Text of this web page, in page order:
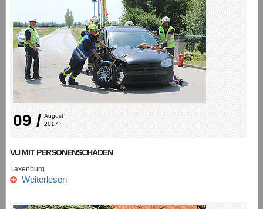
09 / August
2017
VU MIT PERSONENSCHADEN
Laxenburg
Weiterlesen